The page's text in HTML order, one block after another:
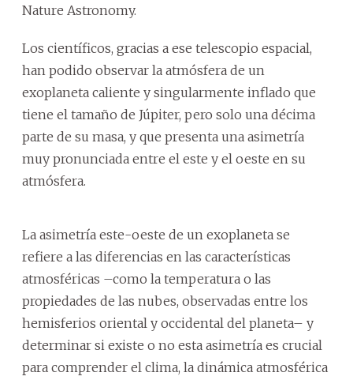
Nature Astronomy.
Los científicos, gracias a ese telescopio espacial,
han podido observar la atmósfera de un
exoplaneta caliente y singularmente inflado que
tiene el tamaño de Júpiter, pero solo una décima
parte de su masa, y que presenta una asimetría
muy pronunciada entre el este y el oeste en su
atmósfera.
La asimetría este-oeste de un exoplaneta se
refiere a las diferencias en las características
atmosféricas –como la temperatura o las
propiedades de las nubes, observadas entre los
hemisferios oriental y occidental del planeta– y
determinar si existe o no esta asimetría es crucial
para comprender el clima, la dinámica atmosférica